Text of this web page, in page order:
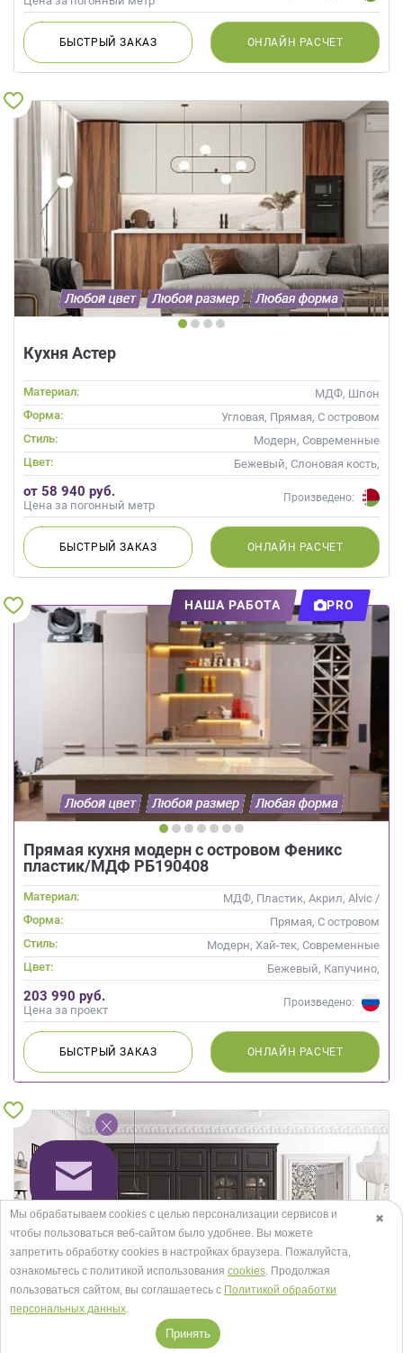
БЫСТРЫЙЗАКАЗ ОНЛАЙН РАСЧЕТ
Кухня Астер
Материал:
МДФ, Шпон
Форма:
Угловая, Прямая, С островом
Стиль:
Модерн, Современные
Цвет:
Бежевый, Слоновая кость,
Кремовый, Коричневый,
Капучино
от 58 940 руб.
Цена за погонный метр
Произведено:
БЫСТРЫЙЗАКАЗ ОНЛАЙН РАСЧЕТ
НАША РАБОТА PRO
Прямая кухня модерн с островом Феникс
пластик/МДФ РБ190408
Материал:
МДФ, Пластик, Акрил, Alvic /
УФ лак, Стекло
Форма:
Прямая, С островом
Стиль:
Модерн, Хай-тек, Современные
Цвет:
Бежевый, Капучино,
Кремовый, Слоновая кость
203 990 руб.
Цена за проект
Произведено:
БЫСТРЫЙЗАКАЗ ОНЛАЙН РАСЧЕТ
✖
Мы обрабатываем cookies с целью персонализации сервисов и
чтобы пользоваться веб-сайтом было удобнее. Вы можете
запретить обработку сookies в настройках браузера. Пожалуйста,
ознакомьтесь с политикой использования cookies. Продолжая
пользоваться сайтом, вы соглашаетесь с Политикой обработки
персональных данных.
Принять